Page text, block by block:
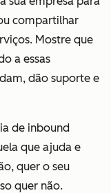
compartilhar
Mostre que
a essas
dão suporte e
de inbound
que ajuda e
quer o seu
quer não.